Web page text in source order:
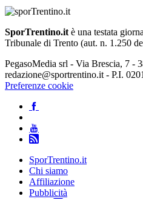
SporTrentino.it è una testata
Tribunale di Trento (aut. n. 1.250
PegasoMedia srl - Via Brescia, 7 -
redazione@sportrentino.it - P.I.
Preferenze cookie
SporTrentino.it
Chi siamo
Affiliazione
Pubblicità